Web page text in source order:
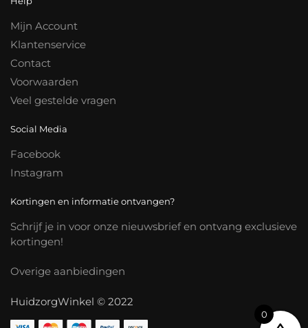
Mijn Account
Klantenservice
Contact
Voorwaarden
Veel gestelde vragen
Social Media
Facebook
Instagram
Kortingen en informatie ontvangen?
Schrijf je in voor onze nieuwsbrief en ontvang exclusieve
kortingen!
Overige aanbiedingen
HuidzorgWinkel © 2022
0